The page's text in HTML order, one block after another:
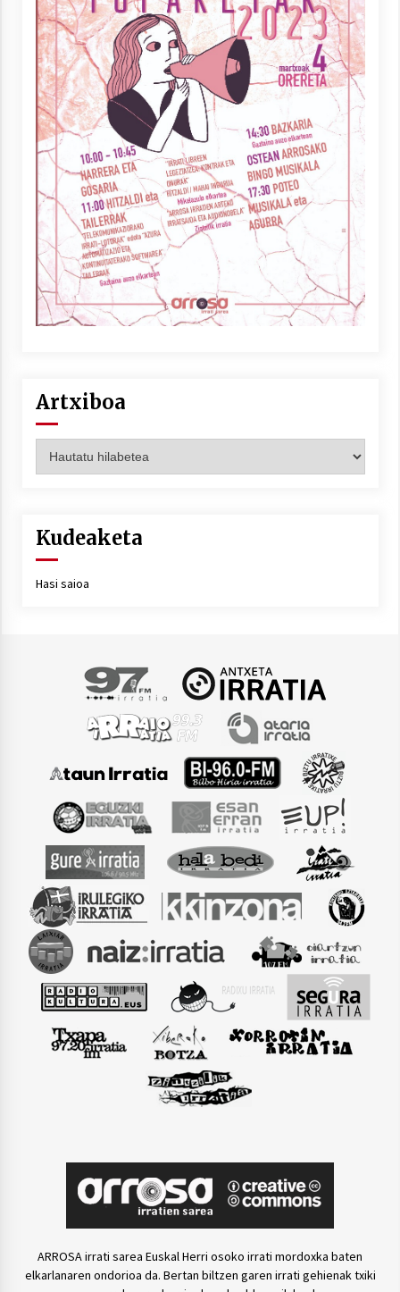
Artxiboa
Kudeaketa
Hasi saioa
ARROSA irrati sarea Euskal Herri osoko irrati mordoxka baten
elkarlanaren ondorioa da. Bertan biltzen garen irrati gehienak txiki